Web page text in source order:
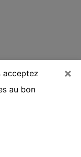
×
acceptez
au bon